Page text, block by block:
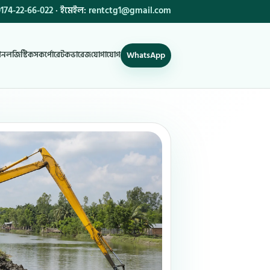
22-66-022· ইমেইল: rentctg1@gmail.com
লজিস্টিকসকর্পোরেটকভারেজযোগাযোগ WhatsApp